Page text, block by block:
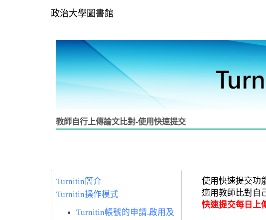
政治大學圖書館
教師自行上傳論文比對-使用快速提交
Turnitin簡介
Turnitin操作模式
Turnitin帳號的申請.啟用及
使用快速提交功
適用教師比對自
快速提交每日上